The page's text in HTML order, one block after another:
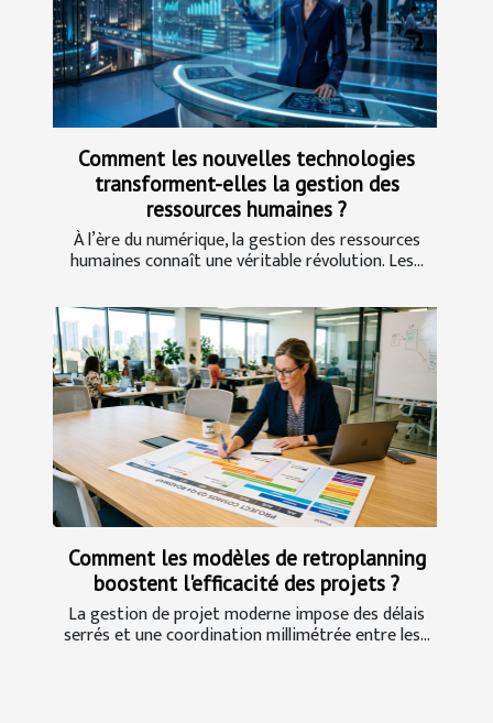
Comment les nouvelles technologies
transforment-elles la gestion des
ressources humaines ?
À l’ère du numérique, la gestion des ressources
humaines connaît une véritable révolution. Les...
Comment les modèles de retroplanning
boostent l'efficacité des projets ?
La gestion de projet moderne impose des délais
serrés et une coordination millimétrée entre les...